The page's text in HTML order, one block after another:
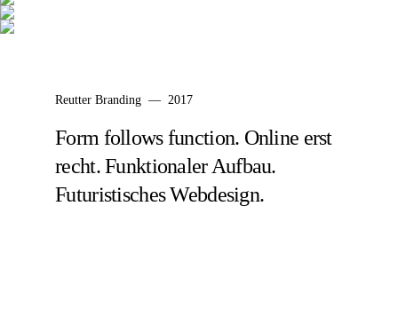
Reutter Branding — 2017
Form follows function. Online erst
recht. Funktionaler Aufbau.
Futuristisches Webdesign.